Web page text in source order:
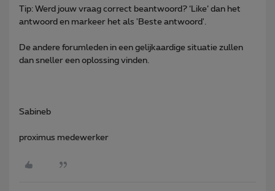
Tip: Werd jouw vraag correct beantwoord? ‘Like’ dan het
antwoord en markeer het als 'Beste antwoord'.
De andere forumleden in een gelijkaardige situatie zullen
dan sneller een oplossing vinden.
Sabineb
proximus medewerker